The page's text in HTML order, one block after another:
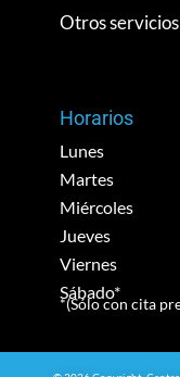
Otros servicios
Horarios
Lunes
Martes
Miércoles
Jueves
Viernes
Sábado*
*(Sólo con cita